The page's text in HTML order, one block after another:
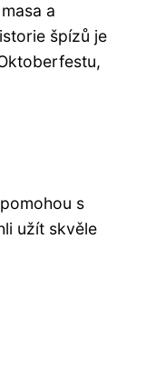
a
špízů je
s
užít skvěle